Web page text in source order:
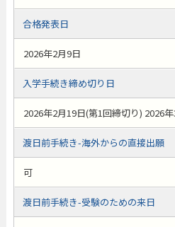
合格発表日
2026年2月9日
入学手続き締め切り日
2026年2月19日(第1回締切り) 2026
渡日前手続き-海外からの直接出願
可
渡日前手続き-受験のための来日